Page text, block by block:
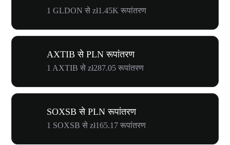
1 GLDON से zł1.45K रूपांतरण
AXTIB से PLN रूपांतरण
1 AXTIB से zł287.05 रूपांतरण
SOXSB से PLN रूपांतरण
1 SOXSB से zł165.17 रूपांतरण